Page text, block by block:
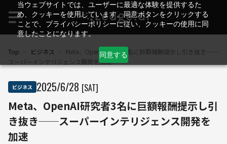
当ウェブサイトでは、ユーザーに最適な体験を提供するた
め、クッキーを使用しています。同意ボタンをクリックする
ことで、プライバシーポリシーに従い、クッキーの使用に同
意したことになります。
同意する
Top ビジネス
Meta、OpenAI研究者3名に巨額報酬提示し引き抜き──
スーパーインテリジェンス開発を加速
ビジネス 2025/6/28 [SAT]
Meta、OpenAI研究者3名に巨額報酬提示し引
き抜き──スーパーインテリジェンス開発を
加速